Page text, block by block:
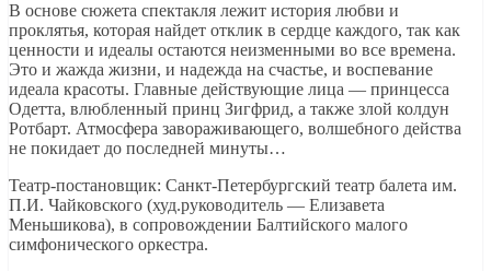
В основе сюжета спектакля лежит история любви и
проклятья, которая найдет отклик в сердце каждого, так как
ценности и идеалы остаются неизменными во все времена.
Это и жажда жизни, и надежда на счастье, и воспевание
идеала красоты. Главные действующие лица — принцесса
Одетта, влюбленный принц Зигфрид, а также злой колдун
Ротбарт. Атмосфера завораживающего, волшебного действа
не покидает до последней минуты…
Театр-постановщик: Санкт-Петербургский театр балета им.
П.И. Чайковского (худ.руководитель — Елизавета
Меньшикова), в сопровождении Балтийского малого
симфонического оркестра.